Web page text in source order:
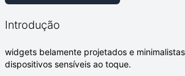
Introdução
widgets belamente projetados e
dispositivos sensíveis ao toque.